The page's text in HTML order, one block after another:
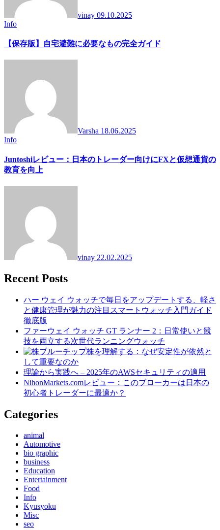
vinay 09.10.2025
Info
【保存版】自宅避難に必要なもの完全ガイド
Varsha 18.06.2025
Info
Juntoshiレビュー：日本のトレーダー向けにFXと仮想通貨の
教育を向上
vinay 22.02.2025
Recent Posts
ハー ウェイ ウォッチで毎日をアップデートする、軽さ
と健康管理が魅力の注目スマートウォッチ入門ガイド
徹底版
ファーウェイ ウォッチ GT ランナー 2：日常使いと競
技を両立する次世代ランニングウォッチ
ブルーチップ株を理解する：なぜ安定性が依然と
して重要なのか
理論から実践へ – 2025年のAWSセキュリティの適用
NihonMarkets.comレビュー：このブローカーは日本の
初心者トレーダーに最適か？
Categories
animal
Automotive
bio graphic
business
Education
Entertainment
Food
Info
Kyusyoku
Misc
seo